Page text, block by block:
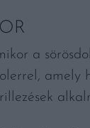
a
amely